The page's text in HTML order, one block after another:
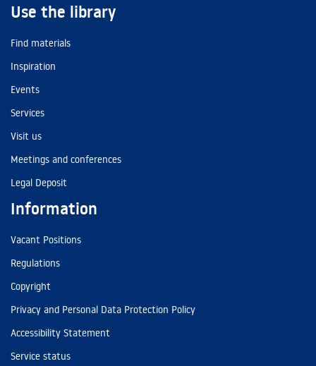
Use the library
Find materials
Inspiration
Events
Services
Visit us
Meetings and conferences
Legal Deposit
Information
Vacant Positions
Regulations
Copyright
Privacy and Personal Data Protection Policy
Accessibility Statement
Service status